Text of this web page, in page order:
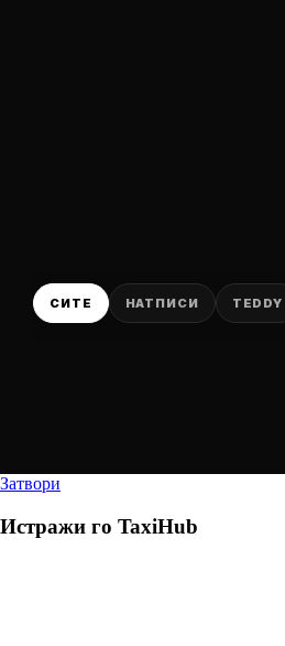
СИТЕ НАТПИСИ TEDDY
Затвори
Истражи го TaxiHub